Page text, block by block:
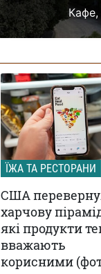
Кафе,
ЇЖА ТА РЕСТОРАНИ
США
харчову
які продукти
вважають
корисними